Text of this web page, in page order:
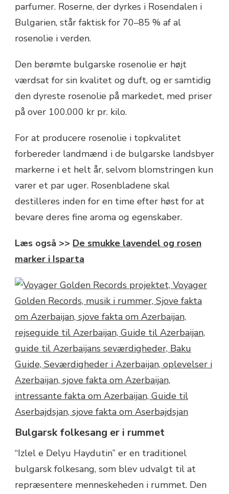
parfumer. Roserne, der dyrkes i Rosendalen i
Bulgarien, står faktisk for 70–85 % af al
rosenolie i verden.
Den berømte bulgarske rosenolie er højt
værdsat for sin kvalitet og duft, og er samtidig
den dyreste rosenolie på markedet, med priser
på over 100.000 kr pr. kilo.
For at producere rosenolie i topkvalitet
forbereder landmænd i de bulgarske landsbyer
markerne i et helt år, selvom blomstringen kun
varer et par uger. Rosenbladene skal
destilleres inden for en time efter høst for at
bevare deres fine aroma og egenskaber.
Læs også >> De smukke lavendel og rosen
marker i Isparta
Bulgarsk folkesang er i rummet
“Izlel e Delyu Haydutin” er en traditionel
bulgarsk folkesang, som blev udvalgt til at
repræsentere menneskeheden i rummet. Den